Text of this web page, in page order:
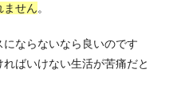
ません。
ならないなら良いのです
ばいけない生活が苦痛だと